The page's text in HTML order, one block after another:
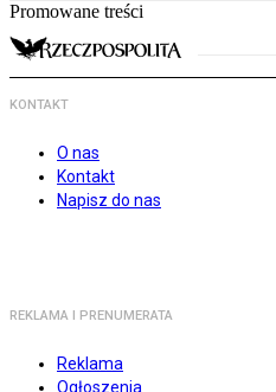
Promowane treści
KONTAKT
O nas
Kontakt
Napisz do nas
REKLAMA I PRENUMERATA
Reklama
Ogłoszenia